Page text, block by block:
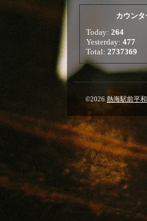
カウンタ
Today: 264
Yesterday: 477
Total: 2737369
©2026熱海駅前平